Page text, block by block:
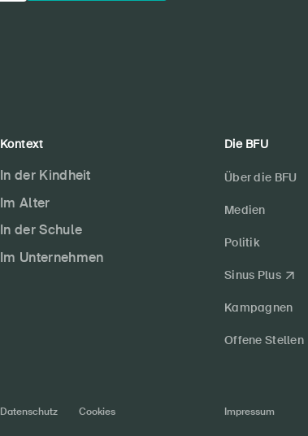
Kontext
In der Kindheit
Im Alter
In der Schule
Im Unternehmen
Die BFU
Über die BFU
Medien
Politik
Sinus Plus
Kampagnen
Offene Stellen
Datenschutz Cookies Impressum